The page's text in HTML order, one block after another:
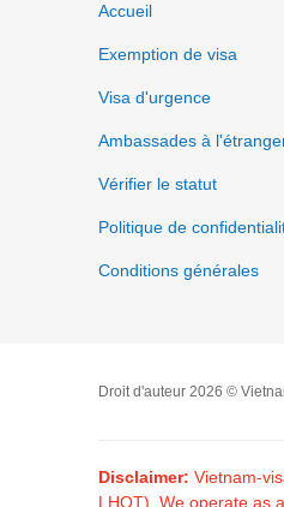
Accueil
Exemption de visa
Visa d'urgence
Ambassades à
Vérifier le statut
Politique de
Conditions générales
Droit d'auteur 2026 ©
Disclaimer: Vietnam-
LHQT). We operate as